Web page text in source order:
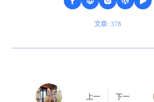
文章: 378
上一 下一